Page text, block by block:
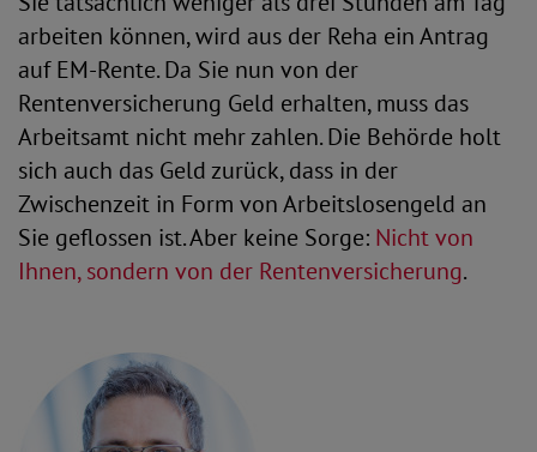
arbeiten können, wird aus der Reha ein Antrag
auf EM-Rente. Da Sie nun von der
Rentenversicherung Geld erhalten, muss das
Arbeitsamt nicht mehr zahlen. Die Behörde holt
sich auch das Geld zurück, dass in der
Zwischenzeit in Form von Arbeitslosengeld an
Sie geflossen ist. Aber keine Sorge: Nicht von
Ihnen, sondern von der Rentenversicherung.